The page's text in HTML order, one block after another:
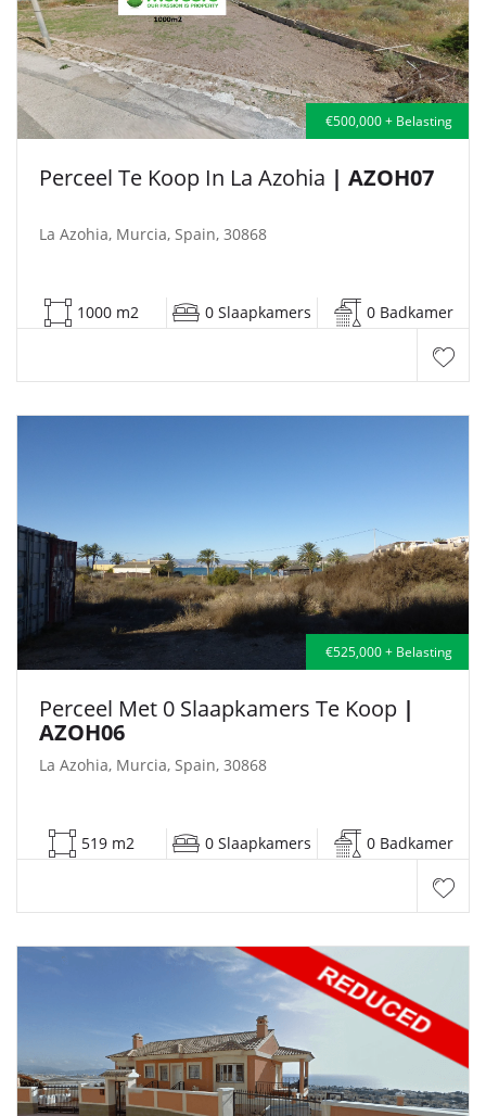
€500,000 + Belasting
Perceel Te Koop In La Azohia | AZOH07
La Azohia, Murcia, Spain, 30868
1000 m2 0 Slaapkamers 0 Badkamer
€525,000 + Belasting
Perceel Met 0 Slaapkamers Te Koop |
AZOH06
La Azohia, Murcia, Spain, 30868
519 m2 0 Slaapkamers 0 Badkamer